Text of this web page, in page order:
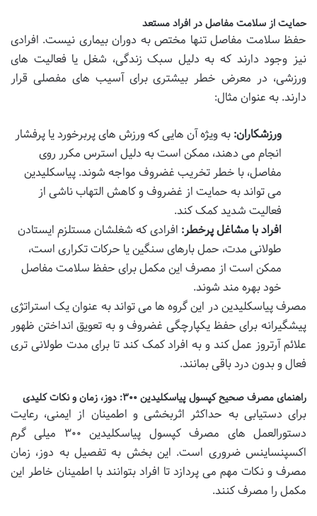
حمایت از سلامت مفاصل در افراد مستعد
حفظ سلامت مفاصل تنها مختص به دوران بیماری نیست. افرادی
نیز وجود دارند که به دلیل سبک زندگی، شغل یا فعالیت های
ورزشی، در معرض خطر بیشتری برای آسیب های مفصلی قرار
دارند. به عنوان مثال:
ورزشکاران: به ویژه آن هایی که ورزش های پربرخورد یا پرفشار
انجام می دهند، ممکن است به دلیل استرس مکرر روی
مفاصل، با خطر تخریب غضروف مواجه شوند. پیاسکلیدین
می تواند به حمایت از غضروف و کاهش التهاب ناشی از
فعالیت شدید کمک کند.
افراد با مشاغل پرخطر: افرادی که شغلشان مستلزم ایستادن
طولانی مدت، حمل بارهای سنگین یا حرکات تکراری است،
ممکن است از مصرف این مکمل برای حفظ سلامت مفاصل
خود بهره مند شوند.
مصرف پیاسکلیدین در این گروه ها می تواند به عنوان یک استراتژی
پیشگیرانه برای حفظ یکپارچگی غضروف و به تعویق انداختن ظهور
علائم آرتروز عمل کند و به افراد کمک کند تا برای مدت طولانی تری
فعال و بدون درد باقی بمانند.
راهنمای مصرف صحیح کپسول پیاسکلیدین ۳۰۰: دوز، زمان و نکات کلیدی
برای دستیابی به حداکثر اثربخشی و اطمینان از ایمنی، رعایت
دستورالعمل های مصرف کپسول پیاسکلیدین ۳۰۰ میلی گرم
اکسپنساینس ضروری است. این بخش به تفصیل به دوز، زمان
مصرف و نکات مهم می پردازد تا افراد بتوانند با اطمینان خاطر این
مکمل را مصرف کنند.